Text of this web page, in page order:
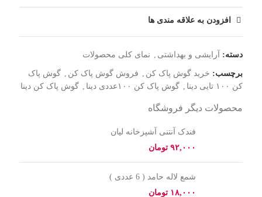
افزودن به علاقه مندی ها
دسته: آرایشی و بهداشتی , نمای کلی محصولات
برچسب: خرید گوش پاک کن , فروش گوش پاک کن , گوش پاک
کن ۱۰۰ تایی دینا
, گوش پاک کن ۱۰۰عددی دینا , گوش پاک کن دینا
محصولات دیگر فروشگاه
فندک آنتنی آشپزخانه لیان
تومان
شمع لاله حامد ( 6 عددی )
تومان